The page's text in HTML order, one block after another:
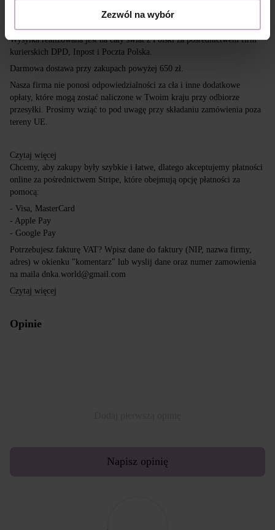
Zezwól na wybór
Dostawa Płatność
Wysyłka realizowana jest na cały świat z Polski za pośrednictwem firm
kurierskich DPD, Inpost i Poczta Polska.
Darmowa dostawa przy zakupach powyżej 650 zł.
Nasza firma nie ponosi odpowiedzialności za cła i inne dodatkowe
opłaty, które mogą zostać naliczone w Twoim kraju przy odbiorze
przesyłki. Prosimy wziąć to pod uwagę przy składaniu zamówienia poza
tereny UE.
Czytaj więcej
Chcemy, aby zakupy były szybkie i łatwe, dlatego akceptujemy płatności
online za pośrednictwem Stripe, które obejmują opcję płatności za
pomocą:
- Visa, MasterCard
- Apple Pay
- Google Pay
Potrzebujesz fakturę VAT? Wpisz dane do faktury (NIP, nazwa firmy,
adres) w okienku "komentarz" lub wyslij dane oraz numer zamowienia
na maila dnka.world@gmail.com
Czytaj więcej
Opinie
Napisz opinię